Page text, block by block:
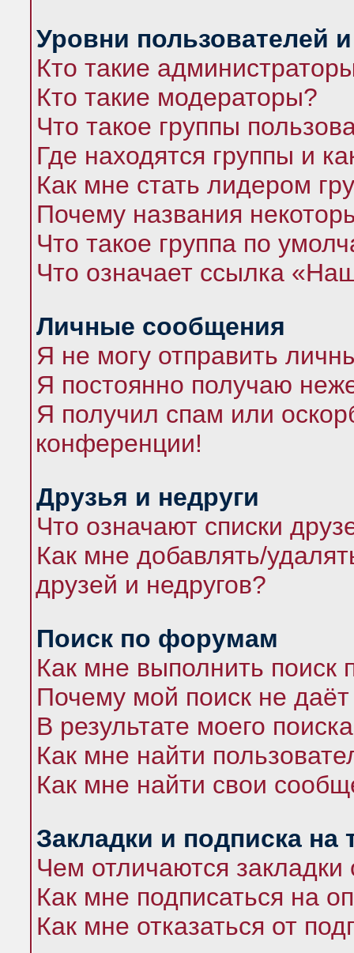
Уровни пользователей
Кто такие
Кто такие модераторы?
Что такое группы
Где находятся группы и
Как мне стать лидером
Почему названия
Что такое группа по
Что означает ссылка
Личные сообщения
Я не могу отправить
Я постоянно получаю
Я получил спам или
конференции!
Друзья и недруги
Что означают списки
Как мне добавлять/
друзей и недругов?
Поиск по форумам
Как мне выполнить
Почему мой поиск не даёт
В результате моего
Как мне найти
Как мне найти свои
Закладки и подписка на
Чем отличаются закладки
Как мне подписаться на
Как мне отказаться от